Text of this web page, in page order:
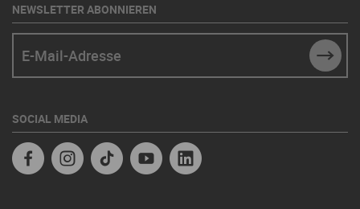
NEWSLETTER ABONNIEREN
SOCIAL MEDIA
FacebookInstagramTikTok Youtube